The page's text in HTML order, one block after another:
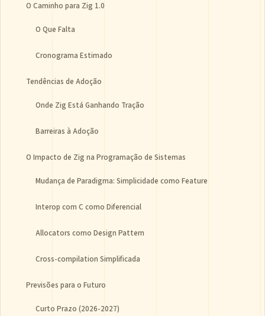
O Caminho para Zig 1.0
O Que Falta
Cronograma Estimado
Tendências de Adoção
Onde Zig Está Ganhando Tração
Barreiras à Adoção
O Impacto de Zig na Programação de Sistemas
Mudança de Paradigma: Simplicidade como Feature
Interop com C como Diferencial
Allocators como Design Pattern
Cross-compilation Simplificada
Previsões para o Futuro
Curto Prazo (2026-2027)